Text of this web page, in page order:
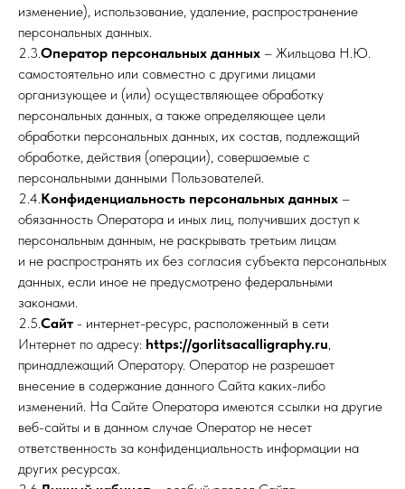
изменение), использование, удаление, распространение
персональных данных.
2.3.Оператор персональных данных – Жильцова Н.Ю.
самостоятельно или совместно с другими лицами
организующее и (или) осуществляющее обработку
персональных данных, а также определяющее цели
обработки персональных данных, их состав, подлежащий
обработке, действия (операции), совершаемые с
персональными данными Пользователей.
2.4.Конфиденциальность персональных данных –
обязанность Оператора и иных лиц, получивших доступ к
персональным данным, не раскрывать третьим лицам
и не распространять их без согласия субъекта персональных
данных, если иное не предусмотрено федеральными
законами.
2.5.Сайт - интернет-ресурс, расположенный в сети
Интернет по адресу: https://gorlitsacalligraphy.ru,
принадлежащий Оператору. Оператор не разрешает
внесение в содержание данного Сайта каких-либо
изменений. На Сайте Оператора имеются ссылки на другие
веб-сайты и в данном случае Оператор не несет
ответственность за конфиденциальность информации на
других ресурсах.